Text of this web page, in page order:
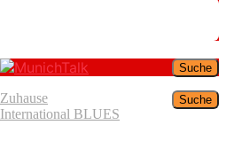
Suche
Suche
Zuhause
International BLUES